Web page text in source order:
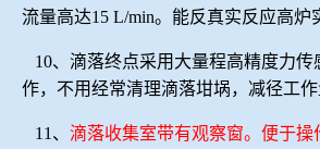
流量高达15 L/min。能反真实反应高炉
10、滴落终点采用大量程高精度力传
作，不用经常清理滴落坩埚，减径工作
11、 滴落收集室带有观察窗。便于操